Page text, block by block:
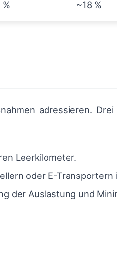
% ~18 %
adressieren.
Leerkilometer.
oder E-Transportern
der Auslastung und